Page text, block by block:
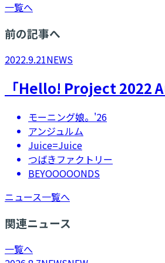
一覧へ
前の記事へ
2022.9.21NEWS
「Hello! Project 2022
モーニング娘。'26
アンジュルム
Juice=Juice
つばきファクトリー
BEYOOOOONDS
ニュース一覧へ
関連ニュース
一覧へ